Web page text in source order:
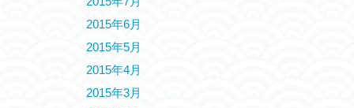
2015年6月
2015年5月
2015年4月
2015年3月